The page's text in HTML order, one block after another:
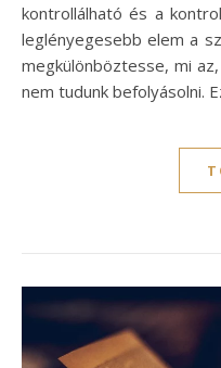
kontrollálható és a
leglényegesebb elem a
megkülönböztesse, mi
nem tudunk befolyásolni.